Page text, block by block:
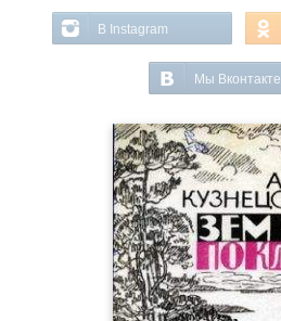
В Instagram
Мы Вконтакте